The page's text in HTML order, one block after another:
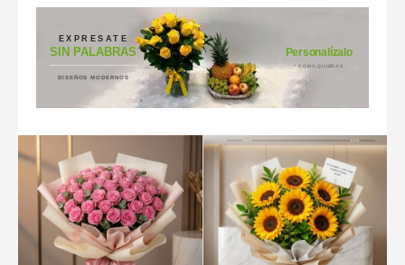
EXPRESATE
SIN PALABRAS
DISEÑOS MODERNOS
Personalízalo
* COMO QUIERAS